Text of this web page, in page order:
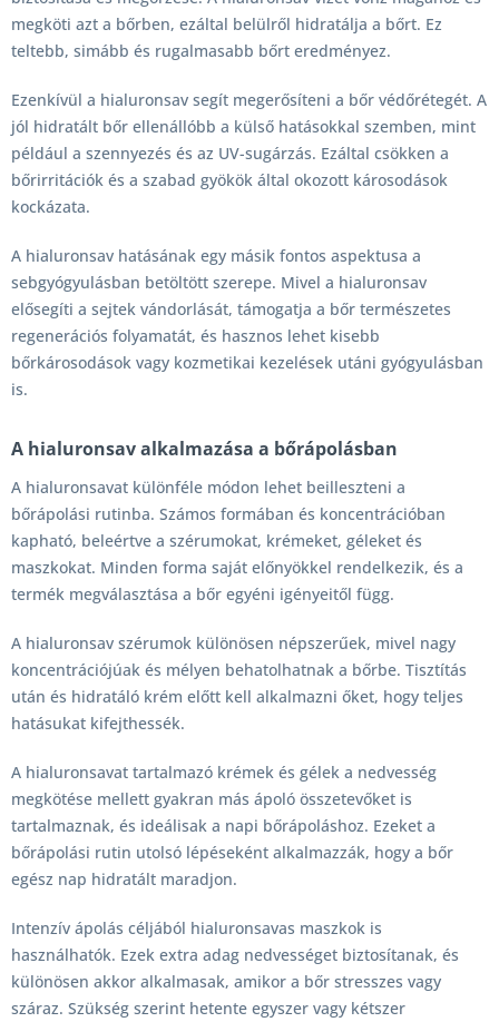
megköti azt a bőrben, ezáltal belülről hidratálja a bőrt. Ez
teltebb, simább és rugalmasabb bőrt eredményez.
Ezenkívül a hialuronsav segít megerősíteni a bőr védőrétegét. A
jól hidratált bőr ellenállóbb a külső hatásokkal szemben, mint
például a szennyezés és az UV-sugárzás. Ezáltal csökken a
bőrirritációk és a szabad gyökök által okozott károsodások
kockázata.
A hialuronsav hatásának egy másik fontos aspektusa a
sebgyógyulásban betöltött szerepe. Mivel a hialuronsav
elősegíti a sejtek vándorlását, támogatja a bőr természetes
regenerációs folyamatát, és hasznos lehet kisebb
bőrkárosodások vagy kozmetikai kezelések utáni gyógyulásban
is.
A hialuronsav alkalmazása a bőrápolásban
A hialuronsavat különféle módon lehet beilleszteni a
bőrápolási rutinba. Számos formában és koncentrációban
kapható, beleértve a szérumokat, krémeket, géleket és
maszkokat. Minden forma saját előnyökkel rendelkezik, és a
termék megválasztása a bőr egyéni igényeitől függ.
A hialuronsav szérumok különösen népszerűek, mivel nagy
koncentrációjúak és mélyen behatolhatnak a bőrbe. Tisztítás
után és hidratáló krém előtt kell alkalmazni őket, hogy teljes
hatásukat kifejthessék.
A hialuronsavat tartalmazó krémek és gélek a nedvesség
megkötése mellett gyakran más ápoló összetevőket is
tartalmaznak, és ideálisak a napi bőrápoláshoz. Ezeket a
bőrápolási rutin utolsó lépéseként alkalmazzák, hogy a bőr
egész nap hidratált maradjon.
Intenzív ápolás céljából hialuronsavas maszkok is
használhatók. Ezek extra adag nedvességet biztosítanak, és
különösen akkor alkalmasak, amikor a bőr stresszes vagy
száraz. Szükség szerint hetente egyszer vagy kétszer